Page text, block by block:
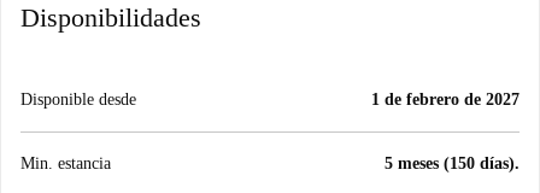
Disponibilidades
Disponible desde 1 de febrero de 2027
Min. estancia 5 meses (150 días).